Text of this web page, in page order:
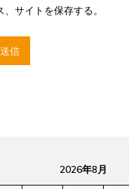
サイトを保存する。
2026年8月